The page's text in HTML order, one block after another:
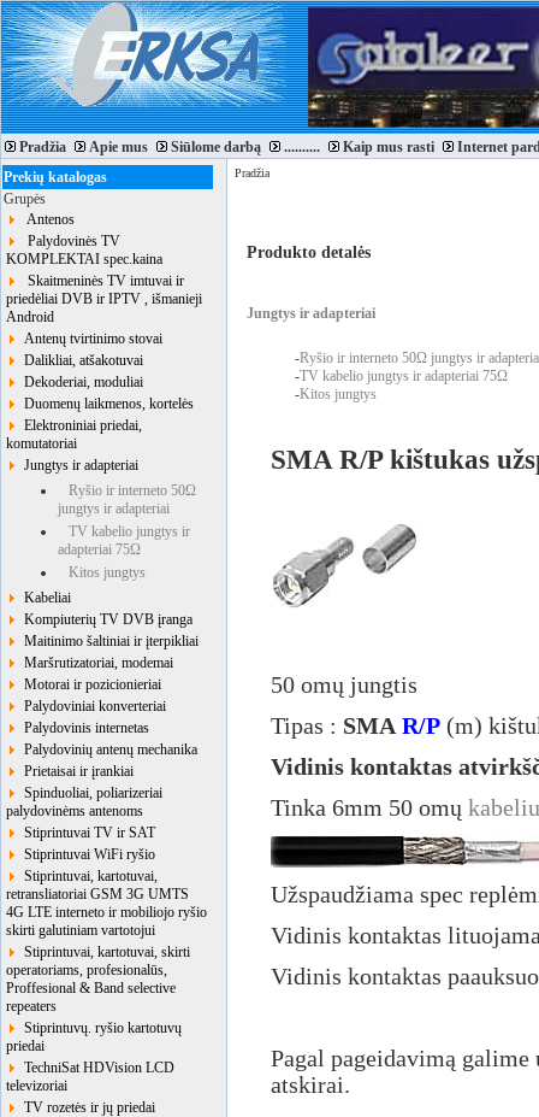
Pradžia Apie mus Siūlome darbą .......... Kaip mus rasti
Internet
Prekių katalogas
Grupės
Antenos
Palydovinės TV
KOMPLEKTAI spec.kaina
Skaitmeninės TV imtuvai ir
priedėliai DVB ir IPTV , išmanieji
Android
Antenų tvirtinimo stovai
Dalikliai, atšakotuvai
Dekoderiai, moduliai
Duomenų laikmenos, kortelės
Elektroniniai priedai,
komutatoriai
Jungtys ir adapteriai
Ryšio ir interneto 50Ω
jungtys ir adapteriai
TV kabelio jungtys ir
adapteriai 75Ω
Kitos jungtys
Kabeliai
Kompiuterių TV DVB įranga
Maitinimo šaltiniai ir įterpikliai
Maršrutizatoriai, modemai
Motorai ir pozicionieriai
Palydoviniai konverteriai
Palydovinis internetas
Palydovinių antenų mechanika
Prietaisai ir įrankiai
Spinduoliai, poliarizeriai
palydovinėms antenoms
Stiprintuvai TV ir SAT
Stiprintuvai WiFi ryšio
Stiprintuvai, kartotuvai,
retransliatoriai GSM 3G UMTS
4G LTE interneto ir mobiliojo ryšio
skirti galutiniam vartotojui
Stiprintuvai, kartotuvai, skirti
operatoriams, profesionalūs,
Proffesional & Band selective
repeaters
Stiprintuvų. ryšio kartotuvų
priedai
TechniSat HDVision LCD
televizoriai
TV rozetės ir jų priedai
Pradžia
Produkto detalės
Jungtys ir adapteriai
-Ryšio ir interneto 50Ω jungtys ir
-TV kabelio jungtys ir adapteriai 75Ω
-Kitos jungtys
SMA R/P kištukas
50 omų jungtis
Tipas : SMA R/P (m)
Vidinis kontaktas
Tinka 6mm 50 omų
Užspaudžiama spec
Vidinis kontaktas
Vidinis kontaktas
Pagal pageidavimą
atskirai.